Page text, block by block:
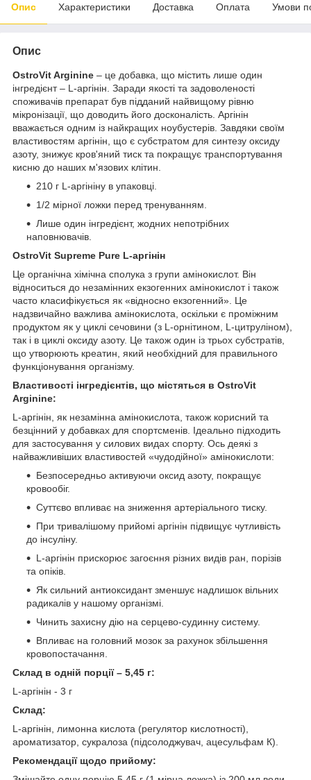
Опис Характеристики Доставка Оплата Умови
Опис
OstroVit Arginine – це добавка, що містить лише один
інгредієнт – L-аргінін. Заради якості та задоволеності
споживачів препарат був підданий найвищому рівню
мікронізації, що доводить його досконалість. Аргінін
вважається одним із найкращих ноубустерів. Завдяки своїм
властивостям аргінін, що є субстратом для синтезу оксиду
азоту, знижує кров'яний тиск та покращує транспортування
кисню до наших м'язових клітин.
210 г L-аргініну в упаковці.
1/2 мірної ложки перед тренуванням.
Лише один інгредієнт, жодних непотрібних
наповнювачів.
OstroVit Supreme Pure L-аргінін
Це органічна хімічна сполука з групи амінокислот. Він
відноситься до незамінних екзогенних амінокислот і також
часто класифікується як «відносно екзогенний». Це
надзвичайно важлива амінокислота, оскільки є проміжним
продуктом як у циклі сечовини (з L-орнітином, L-цитруліном),
так і в циклі оксиду азоту. Це також один із трьох субстратів,
що утворюють креатин, який необхідний для правильного
функціонування організму.
Властивості інгредієнтів, що містяться в OstroVit
Arginine:
L-аргінін, як незамінна амінокислота, також корисний та
безцінний у добавках для спортсменів. Ідеально підходить
для застосування у силових видах спорту. Ось деякі з
найважливіших властивостей «чудодійної» амінокислоти:
Безпосередньо активуючи оксид азоту, покращує
кровообіг.
Суттєво впливає на зниження артеріального тиску.
При тривалішому прийомі аргінін підвищує чутливість
до інсуліну.
L-аргінін прискорює загоєння різних видів ран, порізів
та опіків.
Як сильний антиоксидант зменшує надлишок вільних
радикалів у нашому організмі.
Чинить захисну дію на серцево-судинну систему.
Впливає на головний мозок за рахунок збільшення
кровопостачання.
Склад в одній порції – 5,45 г:
L-аргінін - 3 г
Склад:
L-аргінін, лимонна кислота (регулятор кислотності),
ароматизатор, сукралоза (підсолоджувач, ацесульфам К).
Рекомендації щодо прийому: